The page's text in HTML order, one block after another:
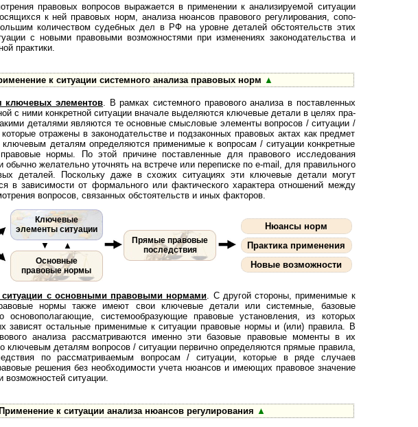
правовых вопросов выражается в применении к анализируемой ситуации
к ней правовых норм, анализа нюансов правового регулирования, со­по­
количеством судебных дел в РФ на уровне деталей обстоятельств этих
с новыми правовыми возможностями при изменениях законодательства и
практики.
к ситуации системного анализа правовых норм ▲
ключевых элементов. В рамках системного пра­во­во­го ана­ли­за в поставленных
с ними конкретной ситуации вначале выделяются ключевые детали в целях пра­
деталями являются те основные смысловые элементы вопросов / ситуации /
отражены в законодательстве и подзаконных правовых актах как предмет
ключевым деталям определяются при­ме­ни­мые к вопросам / ситуации конкретные
нормы. По этой причине поставленные для правового исследования
обычно желательно уточнять на встрече или переписке по e-mail, для правильного
деталей. Поскольку даже в схожих ситуациях эти ключевые детали могут
в зависимости от формального или фактического характера отношений между
вопросов, связанных обстоятельств и иных факторов.
Ключевые
элементы ситуации
▼ ▲
Основные
правовые нормы
Прямые правовые
последствия
Нюансы норм
Практика применения
Новые возможности
ситуации с основными правовыми нормами . С другой стороны, применимые к
нормы также имеют свои ключевые детали или системные, базовые
основополагающие, системообразующие правовые установления, из которых
зависят остальные применимые к ситуации правовые нормы и (или) правила. В
анализа рассматриваются именно эти базовые правовые моменты в их
ключевым деталям вопросов / ситуации первично определяются прямые правила,
по рассматриваемым вопросам / ситуации, которые в ряде случаев
решения без необходимости учета нюансов и имеющих правовое значение
воз­мож­нос­тей ситуации.
к ситуации анализа нюансов регулирования ▲